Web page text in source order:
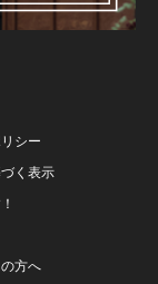
シー
く表示
方へ